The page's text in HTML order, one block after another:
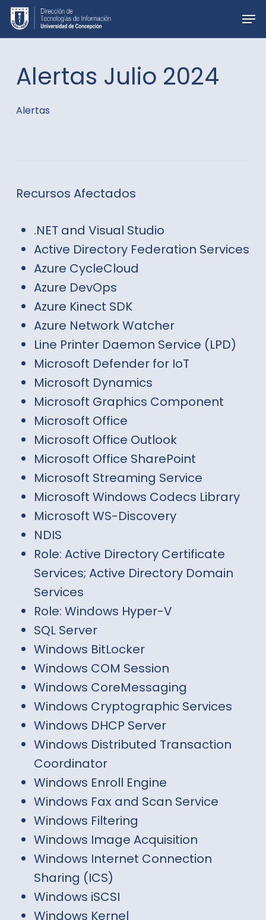
Skip
to
content
Alertas Julio 2024
Alertas
Recursos Afectados
.NET and Visual Studio
Active Directory Federation Services
Azure CycleCloud
Azure DevOps
Azure Kinect SDK
Azure Network Watcher
Line Printer Daemon Service (LPD)
Microsoft Defender for IoT
Microsoft Dynamics
Microsoft Graphics Component
Microsoft Office
Microsoft Office Outlook
Microsoft Office SharePoint
Microsoft Streaming Service
Microsoft Windows Codecs Library
Microsoft WS-Discovery
NDIS
Role: Active Directory Certificate
Services; Active Directory Domain
Services
Role: Windows Hyper-V
SQL Server
Windows BitLocker
Windows COM Session
Windows CoreMessaging
Windows Cryptographic Services
Windows DHCP Server
Windows Distributed Transaction
Coordinator
Windows Enroll Engine
Windows Fax and Scan Service
Windows Filtering
Windows Image Acquisition
Windows Internet Connection
Sharing (ICS)
Windows iSCSI
Windows Kernel